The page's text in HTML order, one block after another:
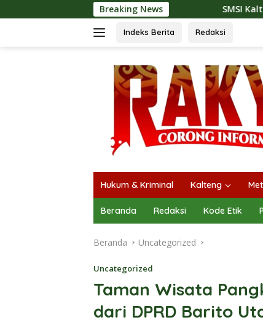
ke
Breaking News
SMSI Kalteng dan Bidan Sean
Indeks Berita Redaksi
Hukum & Kriminal Kalteng
Beranda Redaksi Kode Etik
Beranda Uncategorized
Uncategorized
Taman Wisata
dari DPRD Barito